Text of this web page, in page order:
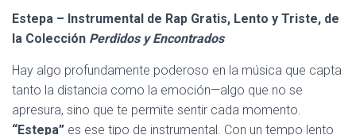
A
A
Estepa – Instrumental de Rap Gratis, Lento y Triste, de
la Colección Perdidos y Encontrados
Hay algo profundamente poderoso en la música que capta
tanto la distancia como la emoción—algo que no se
apresura, sino que te permite sentir cada momento.
“Estepa” es ese tipo de instrumental. Con un tempo lento